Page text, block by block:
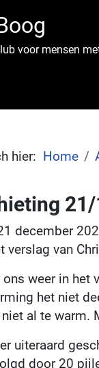
voor mensen
hier: Home
december
verslag van
ons weer in
het niet
al te warm.
uiteraard
door 20